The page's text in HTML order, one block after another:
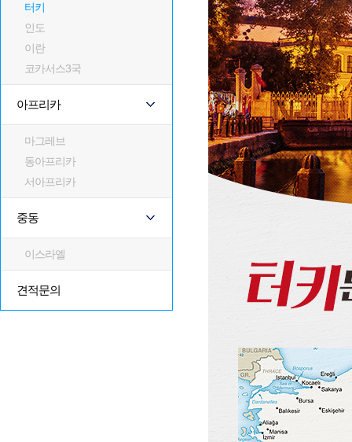
터키
인도
이란
코카서스3국
아프리카
마그레브
동아프리카
서아프리카
중동
이스라엘
견적문의